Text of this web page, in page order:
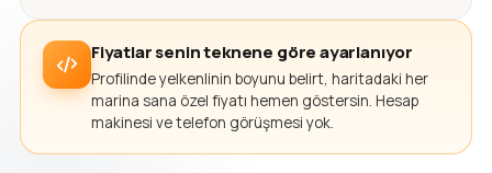
Fiyatlar senin teknene göre ayarlanıyor
Profilinde yelkenlinin boyunu belirt, haritadaki her
marina sana özel fiyatı hemen göstersin. Hesap
makinesi ve telefon görüşmesi yok.